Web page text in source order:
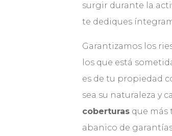
surgir durante la
te dediques
Garantizamos los
los que está
es de tu propiedad
sea su naturaleza y
coberturas que más
abanico de